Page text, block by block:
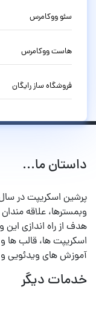
سئو ووکامرس
هاست ووکامرس
فروشگاه ساز رایگان
داستان ما...
وبمسترها، علاقه
هدف از راه اندازی
اسکریپت ها، قالب ها
آموزش های ویدئویی و
خدمات دیگر